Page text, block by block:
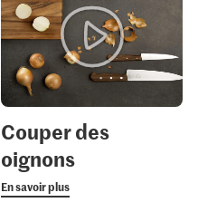
Couper des
oignons
En savoir plus